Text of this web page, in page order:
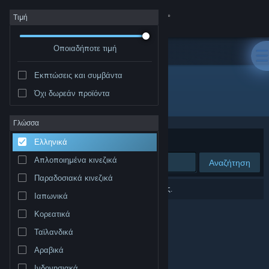
Σύνδεση
Κατάστημα
Σχετικά
Υποστήριξη
Αλλαγή γλώσσας
Προβολή ιστοσελίδας για υπολογιστές
Τιμή
Οποιαδήποτε τιμή
Εκπτώσεις και συμβάντα
Όχι δωρεάν προϊόντα
Γλώσσα
Ελληνικά
Απλοποιημένα κινεζικά
Παραδοσιακά κινεζικά
Ιαπωνικά
Κορεατικά
Ταϊλανδικά
Αραβικά
Δημιουργός: Epic Games, Inc.
Ταξινόμηση ανά
Αναζήτηση
0 αποτελέσματα ταιριάζουν με την αναζήτησή σας.